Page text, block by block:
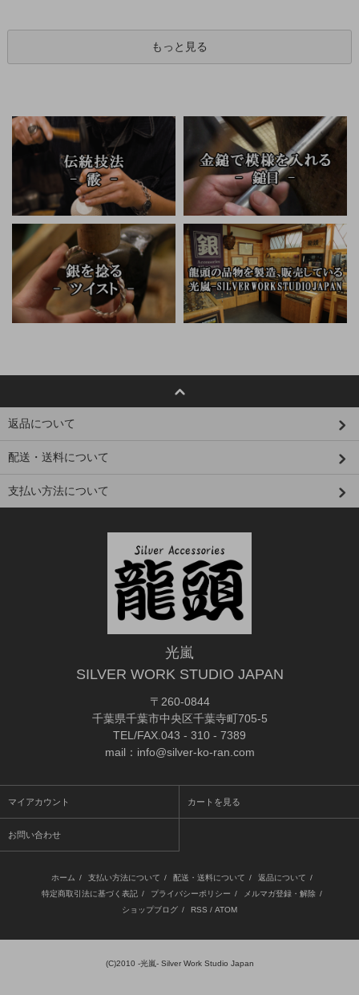
もっと見る
返品について
配送・送料について
支払い方法について
光嵐
SILVER WORK STUDIO JAPAN
〒260-0844
千葉県千葉市中央区千葉寺町705-5
TEL/FAX.043 - 310 - 7389
mail：info@silver-ko-ran.com
マイアカウント カートを見る
お問い合わせ
ホーム / 支払い方法について / 配送・送料について / 返品について /
特定商取引法に基づく表記 / プライバシーポリシー / メルマガ登録・解除 /
ショップブログ / RSS / ATOM
(C)2010 -光嵐- Silver Work Studio Japan